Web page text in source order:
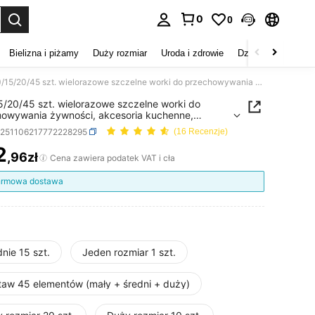
0 0
Bielizna i piżamy Duży rozmiar Uroda i zdrowie Dzieci
1/10/15/20/45 szt. wielorazowe szczelne worki do przechowywania żywności, akcesoria kuchenne, pogrubiane worki zamrażalnicze z suwakiem PE, niebieskie przezroczyste worki do przechowywania świeżych produktów, bezpieczne do mikrofalówki, do organizacji kuchni, przekąsek, owoców i warzyw
20/45 szt. wielorazowe szczelne worki do
żywności, akcesoria kuchenne,
worki zamrażalnicze z suwakiem PE,
przezroczyste worki do przechowywania
produktów, bezpieczne do mikrofalówki, do
kuchni, przekąsek, owoców i warzyw
(16 Recenzje)
AND AVAILABILITY
,96zł Cena zawiera podatek VAT i cła
dostawa
15 szt. Jeden rozmiar 1 szt.
45 elementów (mały + średni + duży)